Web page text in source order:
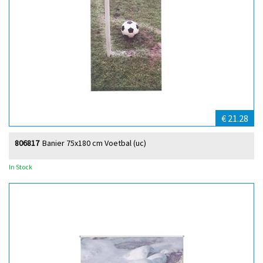
€ 21.28
Banier 75x180 cm Voetbal (uc)
806817
In Stock